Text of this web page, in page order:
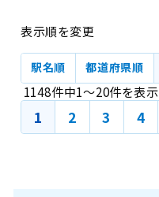
表示順を変更
駅名順 都道府県順
1148件中1～20件を表示
1 2 3 4